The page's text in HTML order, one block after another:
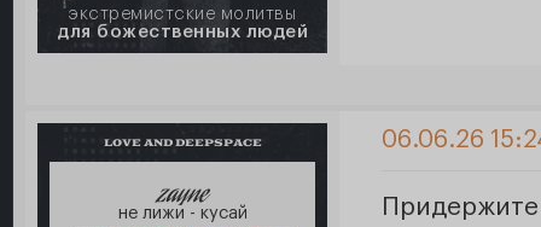
экстремистские молитвы
для божественных людей
LOVE AND DEEPSPACE
zayne
не лижи - кусай
06.06.26